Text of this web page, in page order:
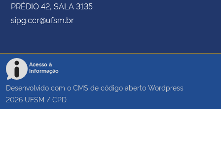
PRÉDIO 42, SALA 3135
sipg.ccr@ufsm.br
Acesso à
Informação
Desenvolvido com o CMS de código aberto Wordpress
2026 UFSM / CPD